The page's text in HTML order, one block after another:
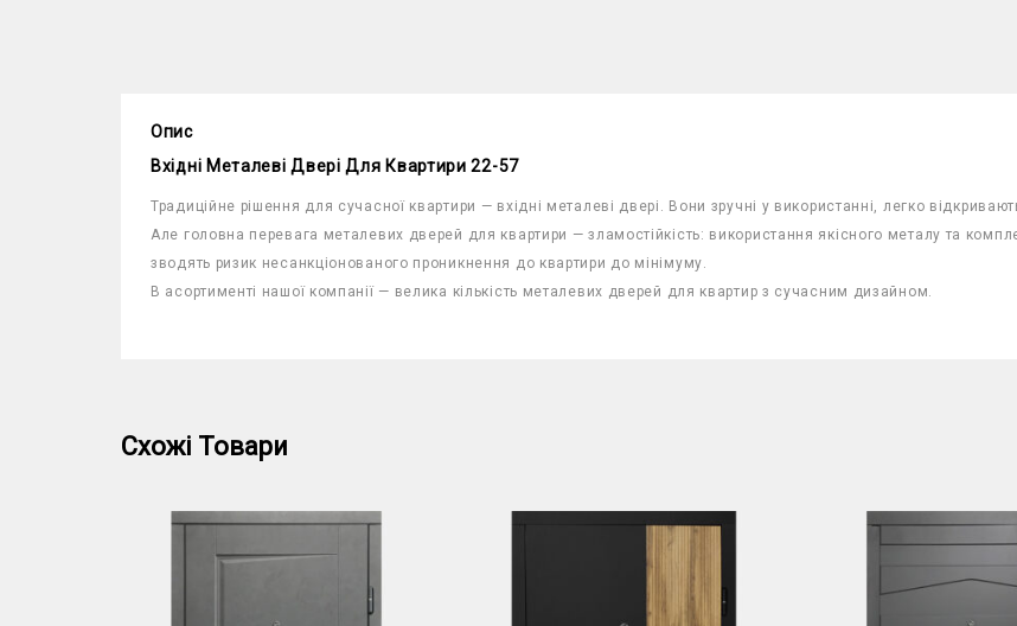
Опис
Вхідні Металеві Двері Для Квартири 22-57
Традиційне рішення для сучасної квартири — вхідні металеві двері. Вони зручні у використанні, легко
Але головна перевага металевих дверей для квартири — зламостійкість: використання якісного металу та
зводять ризик несанкціонованого проникнення до квартири до мінімуму.
В асортименті нашої компанії — велика кількість металевих дверей для квартир з сучасним дизайном.
Схожі Товари